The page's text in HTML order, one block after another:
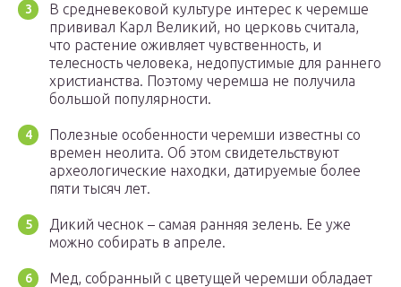
В средневековой культуре интерес к черемше
прививал Карл Великий, но церковь считала,
что растение оживляет чувственность, и
телесность человека, недопустимые для раннего
христианства. Поэтому черемша не получила
большой популярности.
Полезные особенности черемши известны со
времен неолита. Об этом свидетельствуют
археологические находки, датируемые более
пяти тысяч лет.
Дикий чеснок – самая ранняя зелень. Ее уже
можно собирать в апреле.
Мед, собранный с цветущей черемши обладает